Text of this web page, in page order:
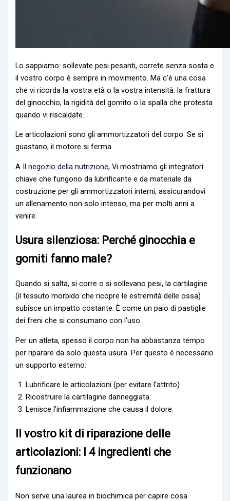
Lo sappiamo: sollevate pesi pesanti, correte senza sosta e
il vostro corpo è sempre in movimento. Ma c'è una cosa
che vi ricorda la vostra età o la vostra intensità: la frattura
del ginocchio, la rigidità del gomito o la spalla che protesta
quando vi riscaldate.
Le articolazioni sono gli ammortizzatori del corpo. Se si
guastano, il motore si ferma.
A Il negozio della nutrizione, Vi mostriamo gli integratori
chiave che fungono da lubrificante e da materiale da
costruzione per gli ammortizzatori interni, assicurandovi
un allenamento non solo intenso, ma per molti anni a
venire.
Usura silenziosa: Perché ginocchia e
gomiti fanno male?
Quando si salta, si corre o si sollevano pesi, la cartilagine
(il tessuto morbido che ricopre le estremità delle ossa)
subisce un impatto costante. È come un paio di pastiglie
dei freni che si consumano con l'uso.
Per un atleta, spesso il corpo non ha abbastanza tempo
per riparare da solo questa usura. Per questo è necessario
un supporto esterno:
Lubrificare le articolazioni (per evitare l'attrito)
Ricostruire la cartilagine danneggiata.
Lenisce l'infiammazione che causa il dolore.
Il vostro kit di riparazione delle
articolazioni: I 4 ingredienti che
funzionano
Non serve una laurea in biochimica per capire cosa